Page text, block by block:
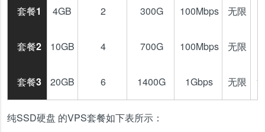
套餐1
套餐2
套餐3
4GB
10GB
20GB
2
4
6
300G
700G
1400G
100Mbps
100Mbps
1Gbps
无限
无限
无限
纯SSD硬盘 的VPS套餐如下表所示：